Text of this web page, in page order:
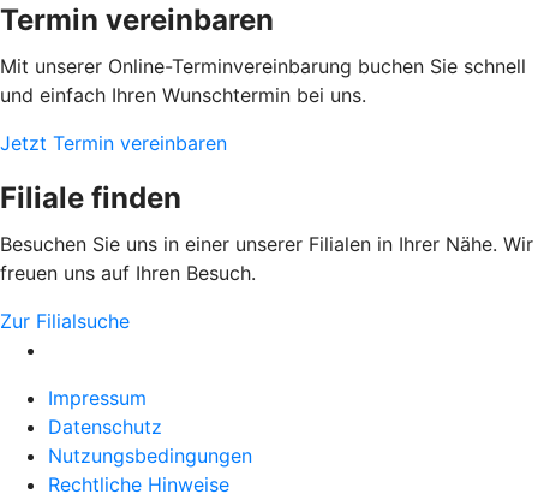
Termin vereinbaren
Mit unserer Online-Terminvereinbarung buchen Sie schnell
und einfach Ihren Wunschtermin bei uns.
Jetzt Termin vereinbaren
Filiale finden
Besuchen Sie uns in einer unserer Filialen in Ihrer Nähe. Wir
freuen uns auf Ihren Besuch.
Zur Filialsuche
Impressum
Datenschutz
Nutzungsbedingungen
Rechtliche Hinweise